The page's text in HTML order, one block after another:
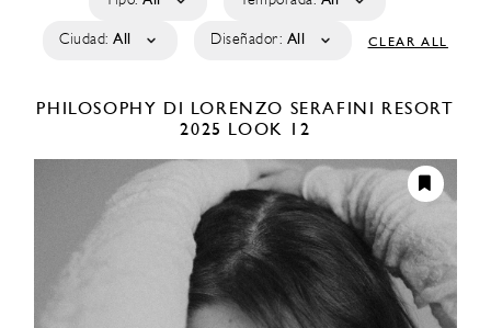
Ciudad: All Diseñador: All CLEAR ALL
PHILOSOPHY DI LORENZO SERAFINI
RESORT
2025
LOOK 12